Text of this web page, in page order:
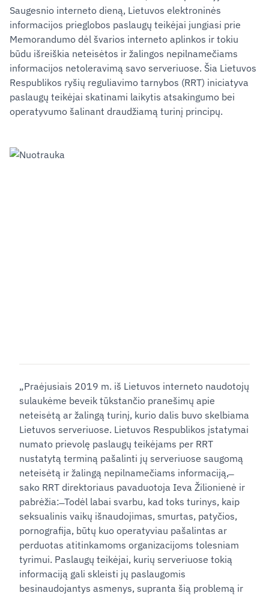
Saugesnio interneto dieną, Lietuvos elektroninės
informacijos prieglobos paslaugų teikėjai jungiasi prie
Memorandumo dėl švarios interneto aplinkos ir tokiu
būdu išreiškia neteisėtos ir žalingos nepilnamečiams
informacijos netoleravimą savo serveriuose. Šia Lietuvos
Respublikos ryšių reguliavimo tarnybos (RRT) iniciatyva
paslaugų teikėjai skatinami laikytis atsakingumo bei
operatyvumo šalinant draudžiamą turinį principų.
„Praėjusiais 2019 m. iš Lietuvos interneto naudotojų
sulaukėme beveik tūkstančio pranešimų apie
neteisėtą ar žalingą turinį, kurio dalis buvo skelbiama
Lietuvos serveriuose. Lietuvos Respublikos įstatymai
numato prievolę paslaugų teikėjams per RRT
nustatytą terminą pašalinti jų serveriuose saugomą
neteisėtą ir žalingą nepilnamečiams informaciją, ̶
sako RRT direktoriaus pavaduotoja Ieva Žilionienė ir
pabrėžia: ̶ Todėl labai svarbu, kad toks turinys, kaip
seksualinis vaikų išnaudojimas, smurtas, patyčios,
pornografija, būtų kuo operatyviau pašalintas ar
perduotas atitinkamoms organizacijoms tolesniam
tyrimui. Paslaugų teikėjai, kurių serveriuose tokią
informaciją gali skleisti jų paslaugomis
besinaudojantys asmenys, supranta šią problemą ir